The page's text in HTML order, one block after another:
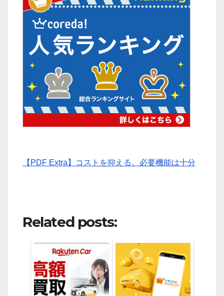
【PDF Extra】コストを抑える。必要機能は十分
Related posts: